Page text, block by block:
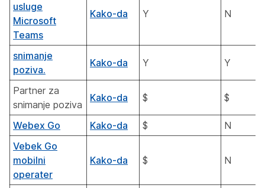
usluge
Microsoft
Teams
Kako-da Y N
snimanje
poziva.
Kako-da Y Y
Partner za
snimanje poziva
Kako-da $ $
Webex Go Kako-da $
N
Vebek Go
mobilni
operater
Kako-da $ N